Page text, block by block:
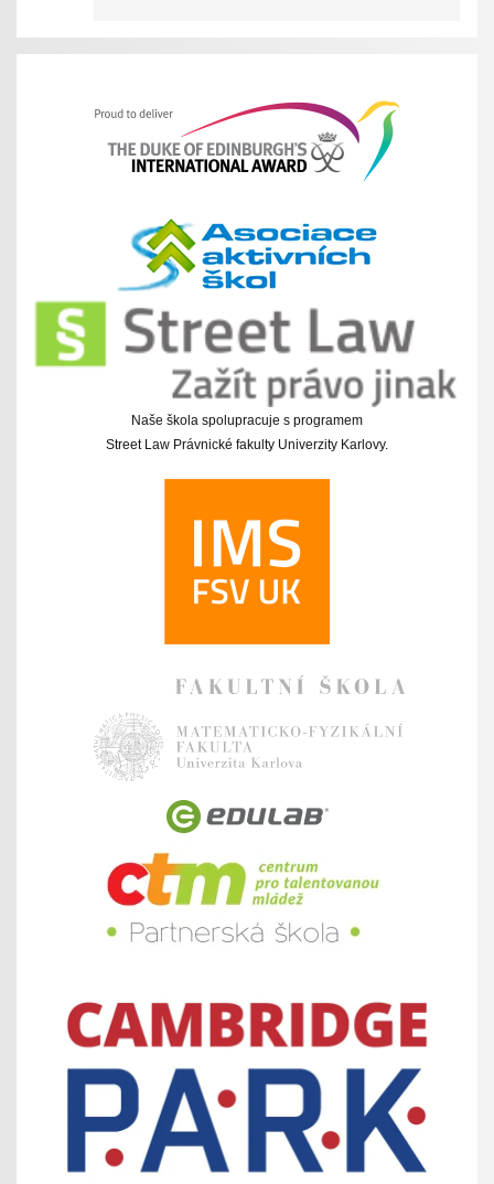
Naše škola spolupracuje s programem
Street Law Právnické fakulty Univerzity Karlovy.